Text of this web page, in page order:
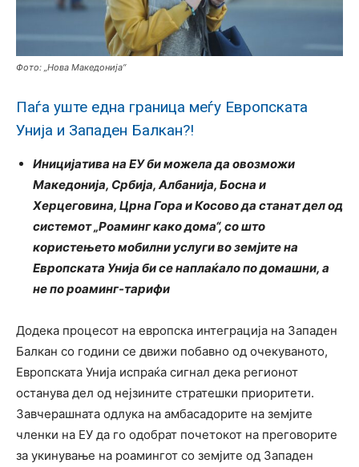
Фото: „Нова Македонија“
Паѓа уште една граница меѓу Европската
Унија и Западен Балкан?!
Иницијатива на ЕУ би можела да овозможи
Македонија, Србија, Албанија, Босна и
Херцеговина, Црна Гора и Косово да станат дел од
системот „Роаминг како дома“, со што
користењето мобилни услуги во земјите на
Европската Унија би се наплаќало по домашни, а
не по роаминг-тарифи
Додека процесот на европска интеграција на Западен
Балкан со години се движи побавно од очекуваното,
Европската Унија испраќа сигнал дека регионот
останува дел од нејзините стратешки приоритети.
Завчерашната одлука на амбасадорите на земјите
членки на ЕУ да го одобрат почетокот на преговорите
за укинување на роамингот со земјите од Западен